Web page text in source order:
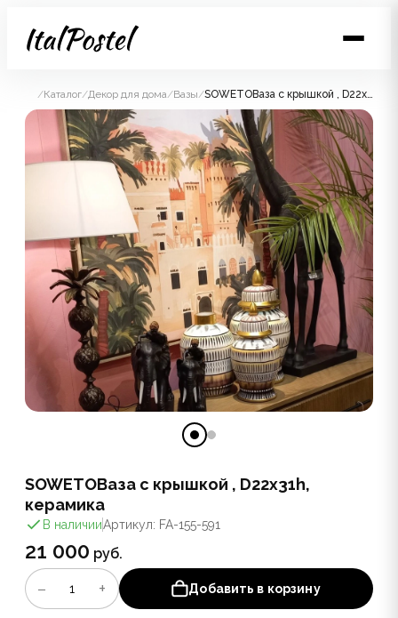
/Каталог/Декор для дома/Вазы/ SOWETOВаза с крышкой , D22x31h, керамика
SOWETOВаза с крышкой , D22x31h,
керамика
В наличииАртикул: FA-155-591
21 000 руб.
− 1 + Добавить в корзину